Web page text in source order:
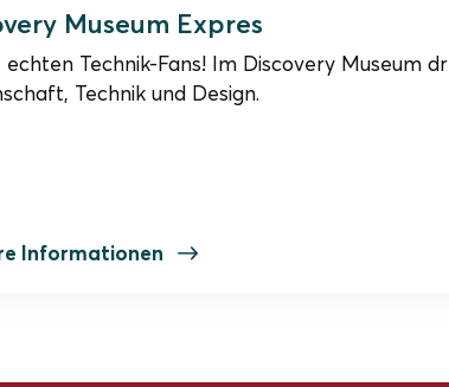
Museum Expres
echten Technik-Fans! Im Discovery Museum
Technik und Design.
Informationen